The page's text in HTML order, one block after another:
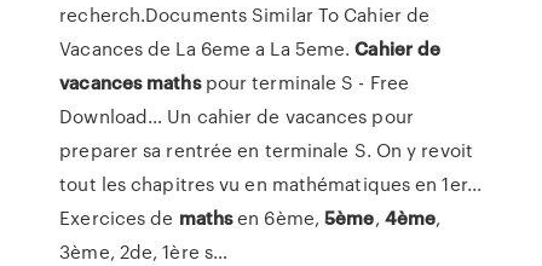
recherch.Documents Similar To Cahier de
Vacances de La 6eme a La 5eme.Cahierde
vacances mathspour terminale S - Free
Download… Un cahier de vacances pour
preparer sa rentrée en terminale S. On y revoit
tout les chapitres vu en mathématiques en 1er...
Exercices de mathsen 6ème,5ème, 4ème,
3ème, 2de, 1ère s…